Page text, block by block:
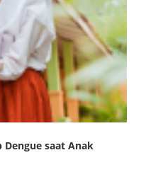
Dengue saat Anak